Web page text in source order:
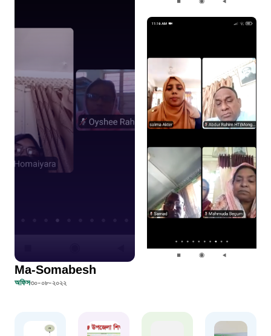
১৬১০৯
বাংলাদেশ কর্মচারী কল্যাণ বোর্ড হটলাইন
০১৯০৮৮৮৮৮৮৮
মাদকদ্রব্য নিয়ন্ত্রণ হটলাইন
১৬১১৩
জরুরী অভ্যন্তরীণ নৌ-পরিবহন হটলাইন
১৬৪৪৫
১৬১৭১
বাংলাদেশ মুক্তিযোদ্ধা কল্যাণ ট্রাস্ট
Ma-Somabesh
অফিস৩০-০৮-২০২২